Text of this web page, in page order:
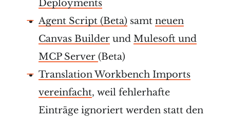
Deployments
Agent Script (Beta) samt neuen
Canvas Builder und Mulesoft und
MCP Server (Beta)
Translation Workbench Imports
vereinfacht, weil fehlerhafte
Einträge ignoriert werden statt den